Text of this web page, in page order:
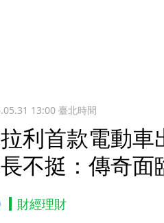
13:00臺北時間
利首款電動
不挺：傳奇面
財經理財